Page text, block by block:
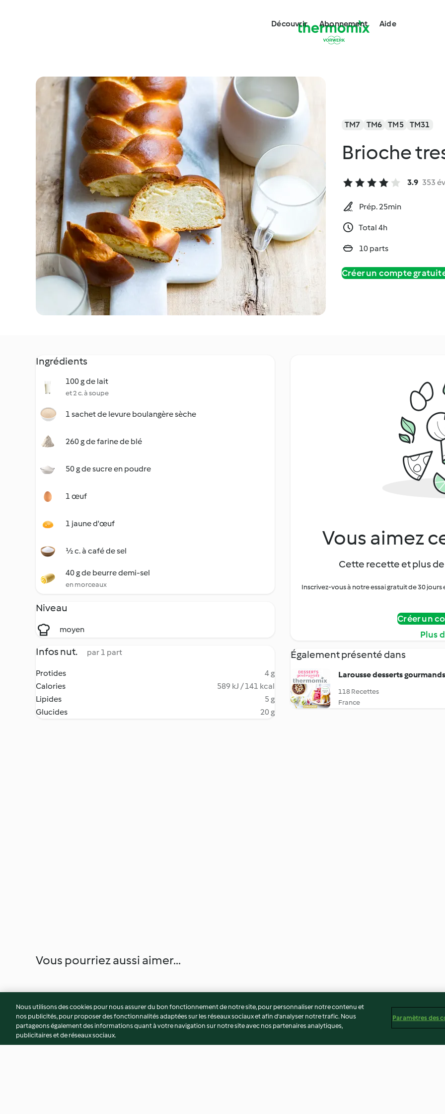
Découvrir Abonnement Aide
TM7 TM6 TM5 TM31
Brioche
3.9 353
Prép. 25min
Total 4h
10 parts
Créer un compte
Ingrédients
100 g de lait
et 2 c. à soupe
1 sachet de levure boulangère sèche
260 g de farine de blé
50 g de sucre en poudre
1 œuf
1 jaune d'œuf
½ c. à café de sel
40 g de beurre demi-sel
en morceaux
Niveau
moyen
Infos nut. par 1 part
Protides
4 g
Calories
589 kJ / 141 kcal
Lipides
5 g
Glucides
20 g
Vous aimez
Cette recette et plus
Inscrivez-vous à notre essai gratuit de 30
Créer un
Plus
Également présenté dans
Larousse desserts
118 Recettes
France
Vous pourriez aussi aimer...
Nous utilisons des cookies pour nous assurer du bon fonctionnement de notre site, pour personnaliser notre contenu et
nos publicités, pour proposer des fonctionnalités adaptées sur les réseaux sociaux et afin d’analyser notre trafic. Nous
partageons également des informations quant à votre navigation sur notre site avec nos partenaires analytiques,
publicitaires et de réseaux sociaux.
Paramètres des